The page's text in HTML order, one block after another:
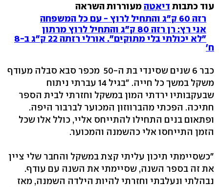
עוד כתבות דיאטהמעוררות השראה
רזה 60 ק"ג והתחיל לרוץ - עם כל המשפחה
אני רץ: רן רזה 80 ק"ג והתחיל לרוץ מרתון
"לא יכולתי בלי מתוקים". אורלי רזתה 22 ק"ג ב-8
ח'
כבר 6 שנים שסינדי בת ה-50 מכפר סבא סבלה מעודף
משקל במשך כל חייה. "בגיל 14 עברתי ניתוח
שבעקבותיו ירדתי המון במשקל וחזרתי לבית הספר
חתיכה. הפכתי מהברווזון המכוער לברבור היפה.
ופתאום בנים התחילו להתייחס אליי, כולל אלו שכל
הזמן התייחסו אלי כהשמנה והמכוער.
"כשסיימתי תיכון עליתי קצת במשקל והחבר שלי ציין
את זה בספר השנה, שסיימתי את השנה עם עודף.
נבהלתי ונעלבתי וחזרתי להיות הילדה השמנה, מאז